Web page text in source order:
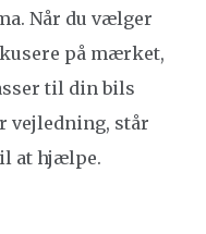
Når du vælger
på mærket,
til din bils
vejledning, står
at hjælpe.